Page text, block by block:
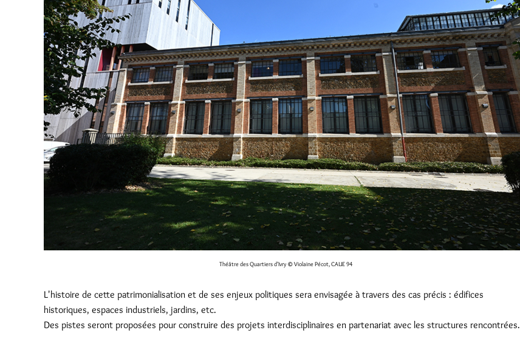
Théâtre des Quartiers d'Ivry © Violaine Pécot, CAUE 94
L'histoire de cette patrimonialisation et de ses enjeux politiques sera envisagée à travers des cas précis : édifices
historiques, espaces industriels, jardins, etc.
Des pistes seront proposées pour construire des projets interdisciplinaires en partenariat avec les structures rencontrées.